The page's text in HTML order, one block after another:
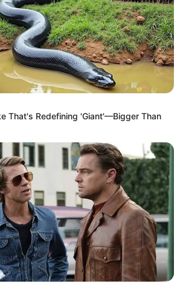
That's Redefining 'Giant'—Bigger Than